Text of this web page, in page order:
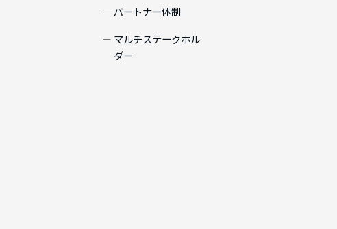
パートナー体制
マルチステークホル
ダー